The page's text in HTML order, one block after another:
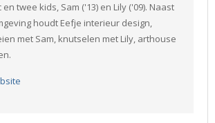
twee kids, Sam ('13) en Lily ('09). Naast
houdt Eefje interieur design,
met Sam, knutselen met Lily, arthouse